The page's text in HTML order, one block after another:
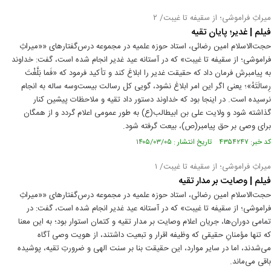
میراثِ فراموشی؛ از سقیفه تا غیبت/ ۲
فیلم | غدیر؛ پایان تقیه
حجت‌الاسلام امین رضائی، استاد حوزه علمیه در مجموعه درس‌گفتارهای ««میراثِ
فراموشی؛ از سقیفه تا غیبت» که در آستانه عید غدیر انجام شده است، گفت: خداوند
به پیامبرش فرمان داد که حقیقت غدیر را ابلاغ کند و تأکید فرمود که «فَما بَلَّغْتَ
رِسالَتَهُ»؛ یعنی اگر این امر ابلاغ نشود، گویی کل رسالت بیست‌وسه ساله به انجام
نرسیده است. در اینجا بود که خداوند دستور داد تقیه و ملاحظات پیشین کنار
گذاشته شود و ولایت علی بن ابیطالب(ع) به‌ طور عمومی اعلام گردد و از همگان
برای وصی بر حق پیامبر(ص)، بیعت گرفته شود.
کد خبر: ۴۳۵۴۲۴۷ تاریخ انتشار : ۱۴۰۵/۰۳/۰۵
میراثِ فراموشی؛ از سقیفه تا غیبت/ ۱
فیلم | وصایت بر مدار تقیه
حجت‌الاسلام امین رضائی، استاد حوزه علمیه در مجموعه درس‌گفتارهای ««میراثِ
فراموشی؛ از سقیفه تا غیبت» که در آستانه عید غدیر انجام شده است، گفت: در
تمامی دوران‌ها، جریان اعلام وصایت بر مدار تقیه و کتمان استوار بود؛ به این معنا
که تنها مؤمنانِ حقیقی که وظیفه اقرار و تبعیت داشتند، از هویت وصی آگاه
می‌شدند، اما در سایر موارد، این حقیقت بنا بر سنت الهی و ضرورتِ تقیه، پوشیده
باقی می‌ماند.